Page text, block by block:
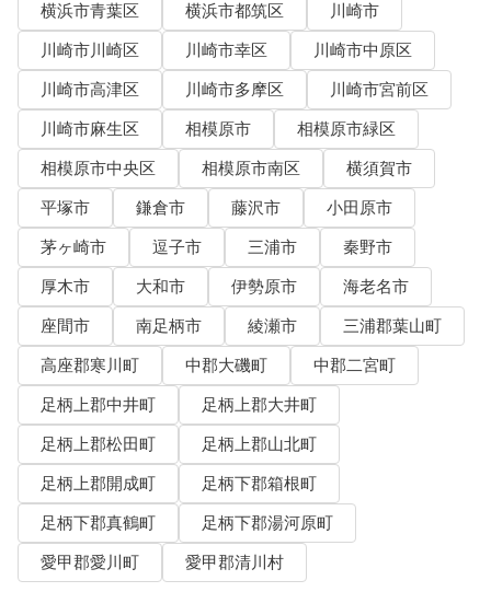
横浜市青葉区
横浜市都筑区
川崎市
川崎市川崎区
川崎市幸区
川崎市中原区
川崎市高津区
川崎市多摩区
川崎市宮前区
川崎市麻生区
相模原市
相模原市緑区
相模原市中央区
相模原市南区
横須賀市
平塚市
鎌倉市 藤沢市
小田原市
茅ヶ崎市
逗子市 三浦市
秦野市
厚木市
大和市 伊勢原市
海老名市
座間市
南足柄市 綾瀬市
三浦郡葉山町
高座郡寒川町
中郡大磯町
中郡二宮町
足柄上郡中井町
足柄上郡大井町
足柄上郡松田町
足柄上郡山北町
足柄上郡開成町
足柄下郡箱根町
足柄下郡真鶴町
足柄下郡湯河原町
愛甲郡愛川町
愛甲郡清川村